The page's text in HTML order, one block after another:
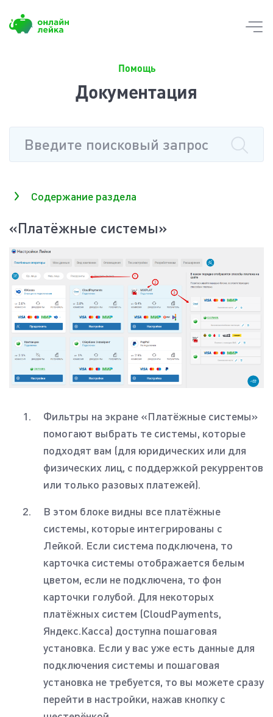
to
Помощь
Документация
Содержание раздела
«Платёжные системы»
Фильтры на экране «Платёжные системы»
помогают выбрать те системы, которые
подходят вам (для юридических или для
физических лиц, с поддержкой рекуррентов
или только разовых платежей).
В этом блоке видны все платёжные
системы, которые интегрированы с
Лейкой. Если система подключена, то
карточка системы отображается белым
цветом, если не подключена, то фон
карточки голубой. Для некоторых
платёжных систем (CloudPayments,
Яндекс.Касса) доступна пошаговая
установка. Если у вас уже есть данные для
подключения системы и пошаговая
установка не требуется, то вы можете сразу
перейти в настройки, нажав кнопку с